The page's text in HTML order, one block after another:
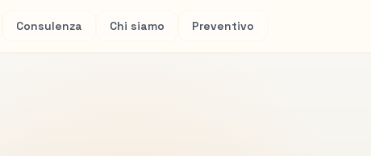
Consulenza Chi siamo Preventivo